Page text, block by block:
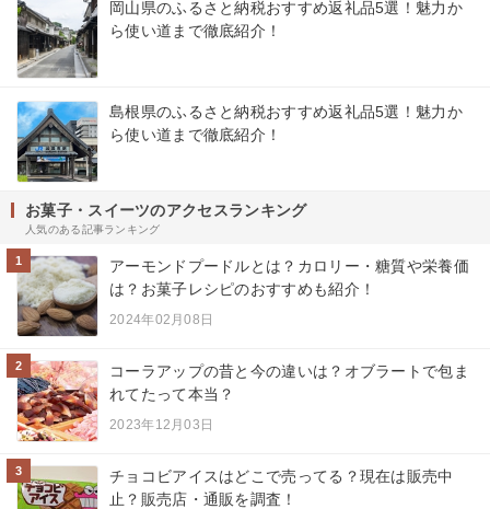
岡山県のふるさと納税おすすめ返礼品5選！魅力か
ら使い道まで徹底紹介！
島根県のふるさと納税おすすめ返礼品5選！魅力か
ら使い道まで徹底紹介！
お菓子・スイーツのアクセスランキング
人気のある記事ランキング
1
アーモンドプードルとは？カロリー・糖質や栄養価
は？お菓子レシピのおすすめも紹介！
2024年02月08日
2
コーラアップの昔と今の違いは？オブラートで包ま
れてたって本当？
2023年12月03日
3
チョコビアイスはどこで売ってる？現在は販売中
止？販売店・通販を調査！